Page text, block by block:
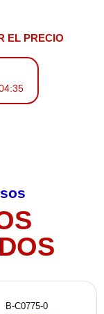
EL PRECIO
B-C0775-0